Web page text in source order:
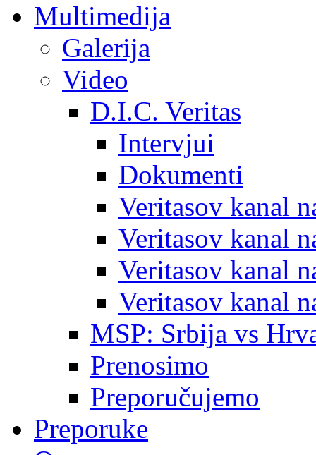
Multimedija
Galerija
Video
D.I.C. Veritas
Intervjui
Dokumenti
Veritasov kanal
Veritasov kanal
Veritasov kanal
Veritasov kanal
MSP: Srbija vs
Prenosimo
Preporučujemo
Preporuke